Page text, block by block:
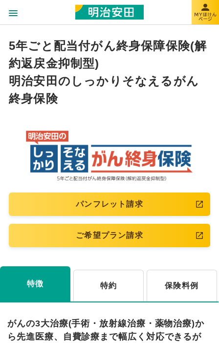
5年ごと配当付がん終身保障保険(解
約返戻金抑制型)
明治安田のしっかりそなえるがん
終身保険
パンフレット請求
ご希望プラン請求
特徴 特約 保険料例
がんの3大治療(手術・放射線治療・薬物治療)か
ら先進医療、自費診療まで幅広く対応できるが